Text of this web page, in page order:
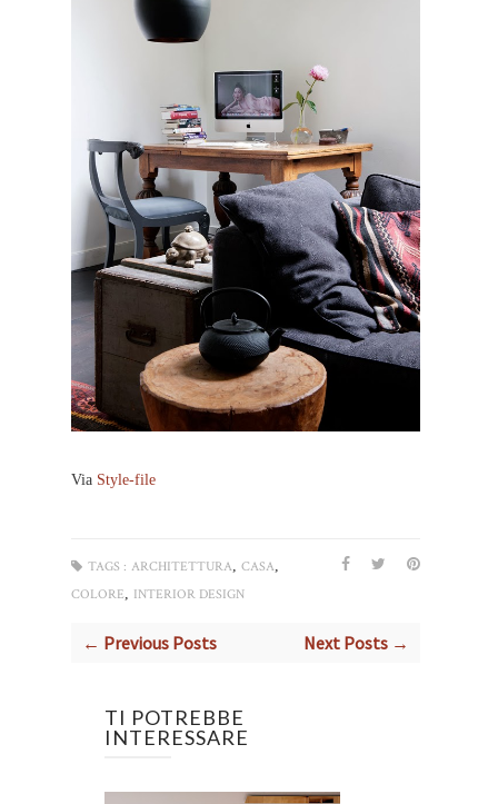
Via Style-file
TAGS : ARCHITETTURA, CASA,
COLORE, INTERIOR DESIGN
← Previous Posts Next Posts →
TI POTREBBE
INTERESSARE